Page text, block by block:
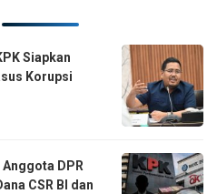
Siapkan
Korupsi
DPR
CSR BI dan